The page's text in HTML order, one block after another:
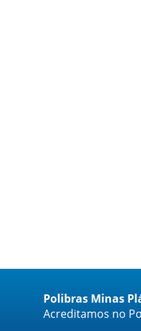
Polibras Minas
Acreditamos no